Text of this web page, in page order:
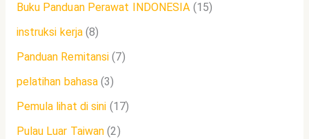
Buku Panduan Perawat INDONESIA (15)
instruksi kerja (8)
Panduan Remitansi (7)
pelatihan bahasa (3)
Pemula lihat di sini (17)
Pulau Luar Taiwan (2)